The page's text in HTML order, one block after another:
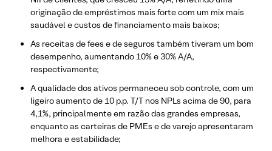
originação de empréstimos mais forte com um mix mais
saudável e custos de financiamento mais baixos;
As receitas de fees e de seguros também tiveram um bom
desempenho, aumentando 10% e 30% A/A,
respectivamente;
A qualidade dos ativos permaneceu sob controle, com um
ligeiro aumento de 10 p.p. T/T nos NPLs acima de 90, para
4,1%, principalmente em razão das grandes empresas,
enquanto as carteiras de PMEs e de varejo apresentaram
melhora e estabilidade;